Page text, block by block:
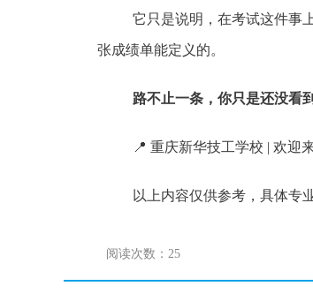
它只是说明，在考试这件事
张成绩单能定义的。
路不止一条，你只是还没看
📍 重庆新华技工学校 | 欢迎
以上内容仅供参考，具体专
阅读次数： 25